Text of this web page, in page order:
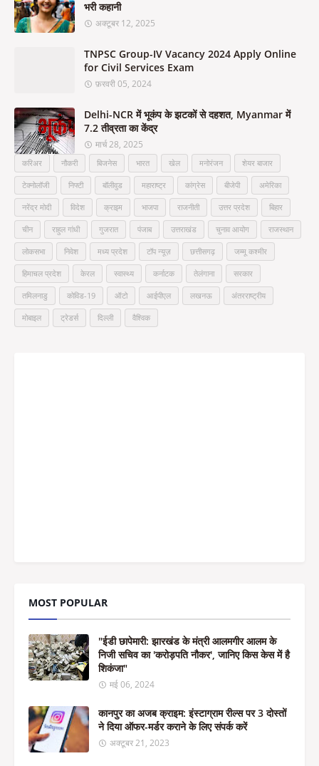
भरी कहानी
अक्टूबर 12, 2025
TNPSC Group-IV Vacancy 2024 Apply Online
for Civil Services Exam
फ़रवरी 05, 2024
Delhi-NCR में भूकंप के झटकों से दहशत, Myanmar में
7.2 तीव्रता का केंद्र
मार्च 28, 2025
करिअर नौकरी बिजनेस भारत खेल मनोरंजन शेयर बाजार
टेक्नोलॉजी निफ्टी बॉलीवुड महाराष्ट्र कांग्रेस बीजेपी अमेरिका
नरेंद्र मोदी विदेश क्राइम भाजपा राजनीती उत्तर प्रदेश बिहार
चीन राहुल गांधी गुजरात पंजाब उत्तराखंड चुनाव आयोग राजस्थान
लोकसभा निवेश मध्य प्रदेश टॉप न्यूज़ छत्तीसगढ़ जम्मू कश्मीर
हिमाचल प्रदेश केरल स्वास्थ्य कर्नाटक तेलंगाना सरकार
तमिलनाडु कोविड-19 ऑटो आईपीएल लखनऊ अंतरराष्ट्रीय
मोबाइल ट्रेडर्स दिल्ली वैश्विक
MOST POPULAR
"ईडी छापेमारी: झारखंड के मंत्री आलमगीर आलम के
निजी सचिव का 'करोड़पति नौकर', जानिए किस केस में है
शिकंजा"
मई 06, 2024
कानपुर का अजब क्राइम: इंस्टाग्राम रील्स पर 3 दोस्तों
ने दिया ऑफर-मर्डर कराने के लिए संपर्क करें
अक्टूबर 21, 2023